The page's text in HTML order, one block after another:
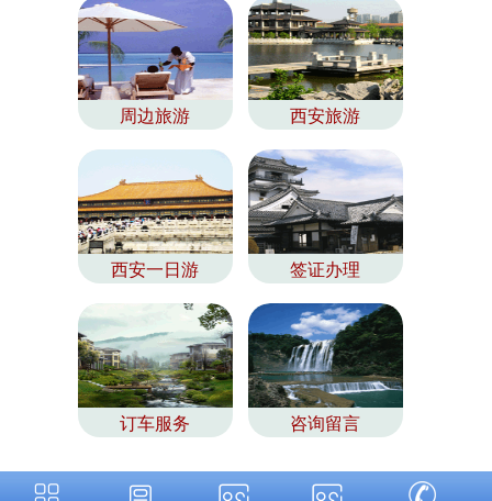
周边旅游 西安旅游
西安一日游 签证办理
订车服务 咨询留言